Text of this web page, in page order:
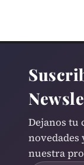
Dejanos tu
novedades
nuestra